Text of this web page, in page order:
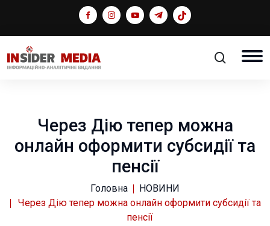
Через Дію тепер можна
онлайн оформити субсидії та
пенсії
Головна
НОВИНИ
Через Дію тепер можна онлайн оформити субсидії та
пенсії